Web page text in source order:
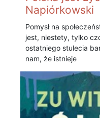
Napiórkowski
Pomysł na
jest, niestety, tylko
ostatniego stulecia
nam, że istnieje